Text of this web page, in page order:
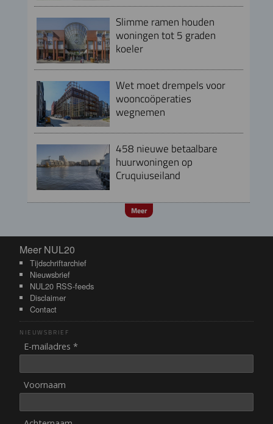
Slimme ramen houden
woningen tot 5 graden
koeler
Wet moet drempels voor
wooncoöperaties
wegnemen
458 nieuwe betaalbare
huurwoningen op
Cruquiuseiland
Meer
Meer NUL20
Meer NUL20
Tijdschriftarchief
Nieuwsbrief
NUL20 RSS-feeds
Disclaimer
Contact
NIEUWSBRIEF
E-mailadres *
Voornaam